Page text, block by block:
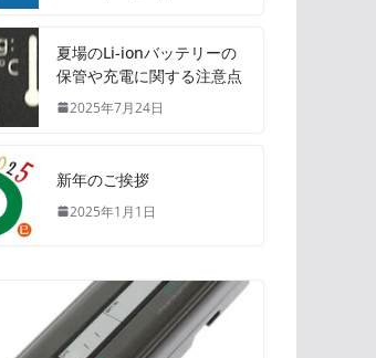
夏場のLi-ionバッテリーの
保管や充電に関する注意点
2025年7月24日
新年のご挨拶
2025年1月1日